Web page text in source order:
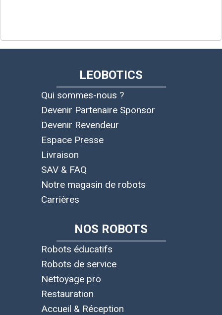
LEOBOTICS
Qui sommes-nous ?
Devenir Partenaire Sponsor
Devenir Revendeur
Espace Presse
Livraison
SAV & FAQ
Notre magasin de robots
Carrières
NOS ROBOTS
Robots éducatifs
Robots de service
Nettoyage pro
Restauration
Accueil & Réception